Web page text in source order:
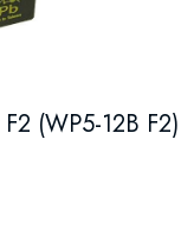
(WP5-12B F2)